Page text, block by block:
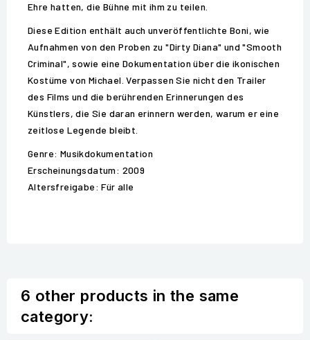
Ehre hatten, die Bühne mit ihm zu teilen.
Diese Edition enthält auch unveröffentlichte Boni, wie
Aufnahmen von den Proben zu "Dirty Diana" und "Smooth
Criminal", sowie eine Dokumentation über die ikonischen
Kostüme von Michael. Verpassen Sie nicht den Trailer
des Films und die berührenden Erinnerungen des
Künstlers, die Sie daran erinnern werden, warum er eine
zeitlose Legende bleibt.
Genre: Musikdokumentation
Erscheinungsdatum: 2009
Altersfreigabe: Für alle
6 other products in the same
category: